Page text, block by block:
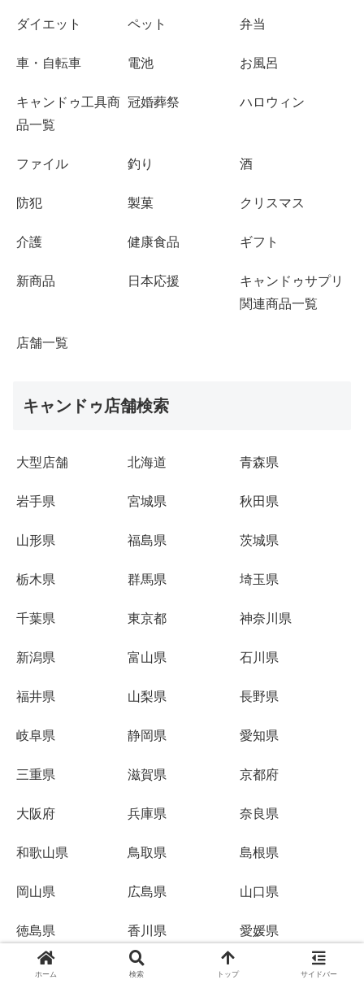
ダイエット ペット 弁当
車・自転車 電池 お風呂
キャンドゥ工具商
品一覧
冠婚葬祭 ハロウィン
ファイル 釣り 酒
防犯 製菓 クリスマス
介護 健康食品 ギフト
新商品 日本応援
キャンドゥサプリ
関連商品一覧
店舗一覧
キャンドゥ店舗検索
大型店舗 北海道 青森県
岩手県 宮城県 秋田県
山形県 福島県 茨城県
栃木県 群馬県 埼玉県
千葉県 東京都 神奈川県
新潟県 富山県 石川県
福井県 山梨県 長野県
岐阜県 静岡県 愛知県
三重県 滋賀県 京都府
大阪府 兵庫県 奈良県
和歌山県 鳥取県 島根県
岡山県 広島県 山口県
徳島県 香川県 愛媛県
高知県 福岡県 佐賀県
ホーム 検索 トップ サイドバー